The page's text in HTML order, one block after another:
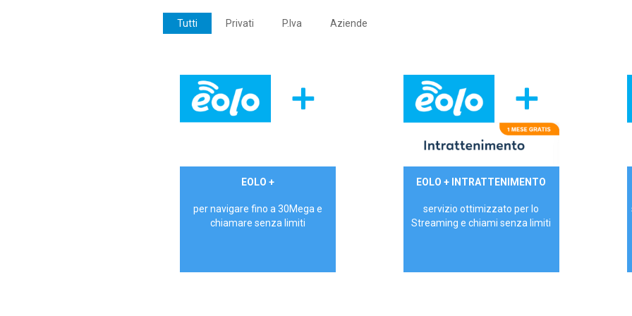
Tutti Privati P.Iva Aziende
€ 24,90/meseEOLO +
per navigare fino a 30Mega e
chiamare senza limiti
29,90€/mese
EOLO + INTRATTENIMENTO
servizio ottimizzato per lo
Streaming e chiami senza limiti